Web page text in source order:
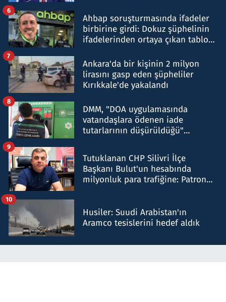
Ahbap soruşturmasında ifadeler
birbirine girdi: Dokuz şüphelinin
ifadelerinden ortaya çıkan tablo
6
Ankara'da bir kişinin 2 milyon
lirasını gasp eden şüpheliler
Kırıkkale'de yakalandı
7
DMM, "DOA uygulamasında
vatandaşlara ödenen iade
tutarlarının düşürüldüğü"
8
Tutuklanan CHP Silivri İlçe
Başkanı Bulut'un hesabında
milyonluk para trafiğine: Patron
9
Husiler: Suudi Arabistan'ın
Aramco tesislerini hedef aldık
10